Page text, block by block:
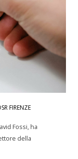
FIRENZE
Fossi, ha
della